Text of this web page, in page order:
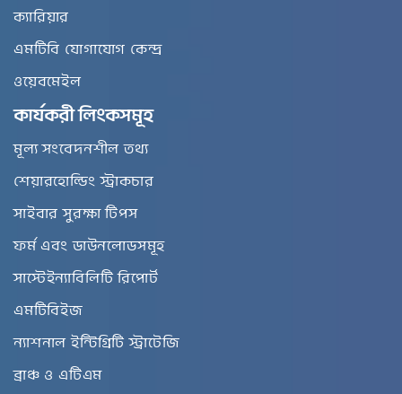
ক্যারিয়ার
এমটিবি যোগাযোগ কেন্দ্র
ওয়েবমেইল
কার্যকরী লিংকসমূহ
মূল্য সংবেদনশীল তথ্য
শেয়ারহোল্ডিং স্ট্রাকচার
সাইবার সুরক্ষা টিপস
ফর্ম এবং ডাউনলোডসমূহ
সাস্টেইন্যাবিলিটি রিপোর্ট
এমটিবিইজ
ন্যাশনাল ইন্টিগ্রিটি স্ট্রাটেজি
ব্রাঞ্চ ও এটিএম